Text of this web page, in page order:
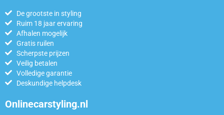
De grootste in styling
Ruim 18 jaar ervaring
Afhalen mogelijk
Gratis ruilen
Scherpste prijzen
Veilig betalen
Volledige garantie
Deskundige helpdesk
Onlinecarstyling.nl